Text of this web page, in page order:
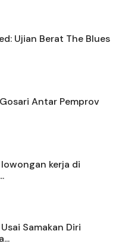
Ujian Berat The Blues
Antar Pemprov
kerja di
Samakan Diri